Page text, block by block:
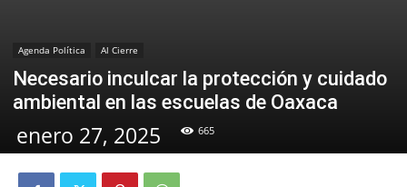
Agenda Política Al Cierre
Necesario inculcar la protección y cuidado
ambiental en las escuelas de Oaxaca
enero 27, 2025 665